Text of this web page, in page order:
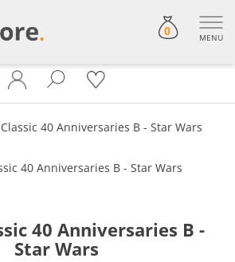
0 MENU
40 Anniversaries B - Star Wars
40 Anniversaries B -
Star Wars